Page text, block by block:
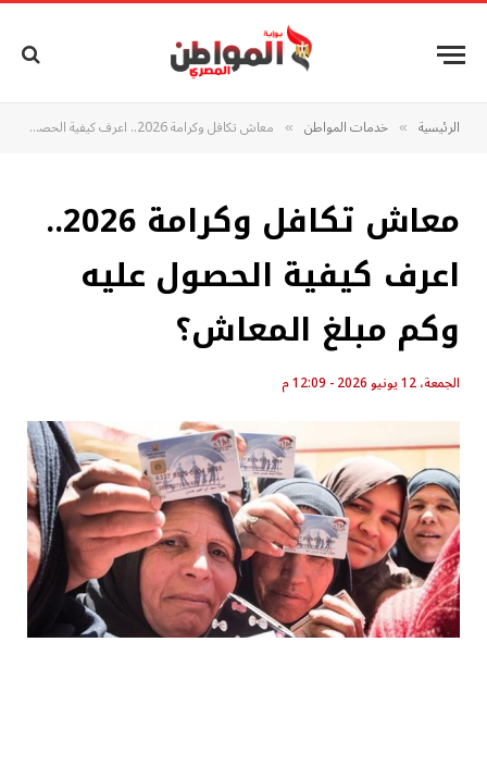
الرئيسية » خدمات المواطن » معاش تكافل وكرامة 2026.. اعرف كيفية الحصول عليه وكم مبلغ المعاش؟
معاش تكافل وكرامة 2026..
اعرف كيفية الحصول عليه
وكم مبلغ المعاش؟
الجمعة، 12 يونيو 2026 - 12:09 م